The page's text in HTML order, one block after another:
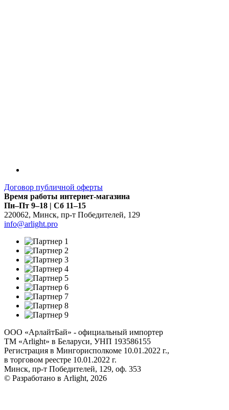
Договор публичной оферты
Время работы интернет-магазина
Пн–Пт 9–18 | Сб 11–15
220062, Минск, пр-т Победителей, 129
info@arlight.pro
ООО «АрлайтБай» - официальный импортер
ТМ «Arlight» в Беларуси, УНП 193586155
Регистрация в Мингорисполкоме 10.01.2022 г.,
в торговом реестре 10.01.2022 г.
Минск, пр-т Победителей, 129, оф. 353
© Разработано в Arlight, 2026